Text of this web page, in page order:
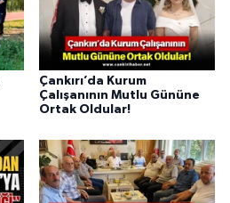
Çankırı’da Kurum
Çalışanının Mutlu Gününe
Ortak Oldular!